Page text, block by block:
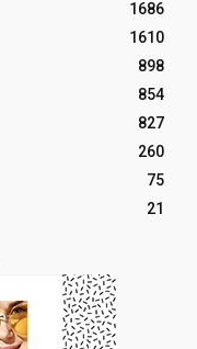
1686
1610
898
854
827
260
75
21